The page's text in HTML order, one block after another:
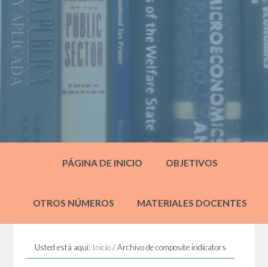
PÁGINA DE INICIO OBJETIVOS
OTROS NÚMEROS MATERIALES DOCENTES
Usted está aquí: Inicio /Archivo de composite indicators